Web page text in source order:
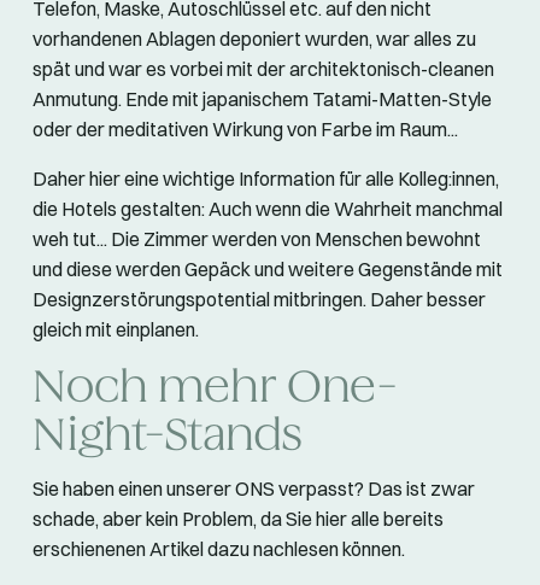
Telefon, Maske, Autoschlüssel etc. auf den nicht
vorhandenen Ablagen deponiert wurden, war alles zu
spät und war es vorbei mit der architektonisch-cleanen
Anmutung. Ende mit japanischem Tatami-Matten-Style
oder der meditativen Wirkung von Farbe im Raum...
Daher hier eine wichtige Information für alle Kolleg:innen,
die Hotels gestalten: Auch wenn die Wahrheit manchmal
weh tut... Die Zimmer werden von Menschen bewohnt
und diese werden Gepäck und weitere Gegenstände mit
Designzerstörungspotential mitbringen. Daher besser
gleich mit einplanen.
Noch mehr One-
Night-Stands
Sie haben einen unserer ONS verpasst? Das ist zwar
schade, aber kein Problem, da Sie hier alle bereits
erschienenen Artikel dazu nachlesen können.